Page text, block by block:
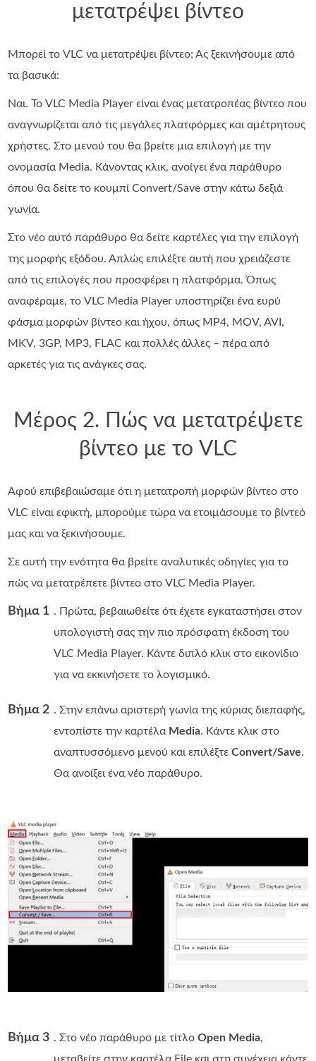
μετατρέψει βίντεο
Μπορεί το VLC να μετατρέψει βίντεο; Ας ξεκινήσουμε από
τα βασικά:
Ναι. Το VLC Media Player είναι ένας μετατροπέας βίντεο που
αναγνωρίζεται από τις μεγάλες πλατφόρμες και αμέτρητους
χρήστες. Στο μενού του θα βρείτε μια επιλογή με την
ονομασία Media. Κάνοντας κλικ, ανοίγει ένα παράθυρο
όπου θα δείτε το κουμπί Convert/Save στην κάτω δεξιά
γωνία.
Στο νέο αυτό παράθυρο θα δείτε καρτέλες για την επιλογή
της μορφής εξόδου. Απλώς επιλέξτε αυτή που χρειάζεστε
από τις επιλογές που προσφέρει η πλατφόρμα. Όπως
αναφέραμε, το VLC Media Player υποστηρίζει ένα ευρύ
φάσμα μορφών βίντεο και ήχου, όπως MP4, MOV, AVI,
MKV, 3GP, MP3, FLAC και πολλές άλλες – πέρα από
αρκετές για τις ανάγκες σας.
Μέρος 2. Πώς να μετατρέψετε
βίντεο με το VLC
Αφού επιβεβαιώσαμε ότι η μετατροπή μορφών βίντεο στο
VLC είναι εφικτή, μπορούμε τώρα να ετοιμάσουμε το βίντεό
μας και να ξεκινήσουμε.
Σε αυτή την ενότητα θα βρείτε αναλυτικές οδηγίες για το
πώς να μετατρέπετε βίντεο στο VLC Media Player.
Βήμα 1 . Πρώτα, βεβαιωθείτε ότι έχετε εγκαταστήσει στον
υπολογιστή σας την πιο πρόσφατη έκδοση του
VLC Media Player. Κάντε διπλό κλικ στο εικονίδιο
για να εκκινήσετε το λογισμικό.
Βήμα 2 . Στην επάνω αριστερή γωνία της κύριας διεπαφής,
εντοπίστε την καρτέλα Media. Κάντε κλικ στο
αναπτυσσόμενο μενού και επιλέξτεConvert/Save.
Θα ανοίξει ένα νέο παράθυρο.
Βήμα 3 . Στο νέο παράθυρο με τίτλοOpen Media,